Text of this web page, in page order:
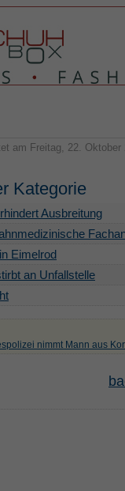
am Freitag, 22. Oktober
Kategorie
Ausbreitung
Eimelrod
an Unfallstelle
nimmt Mann aus